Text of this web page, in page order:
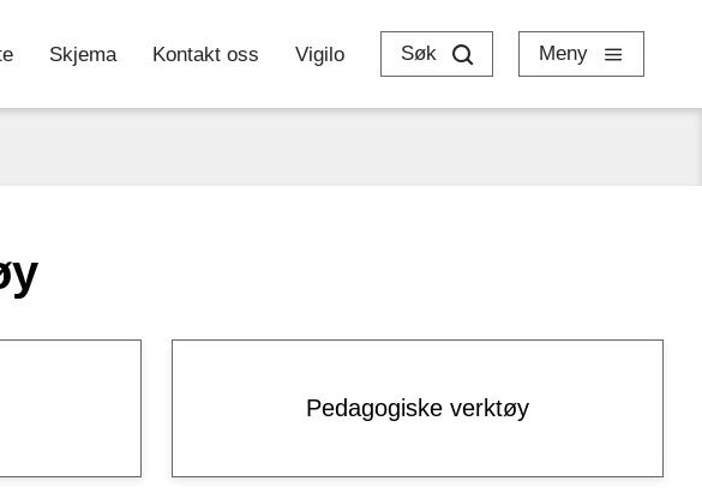
Skjema Kontakt oss Vigilo Søk Meny
Pedagogiske verktøy